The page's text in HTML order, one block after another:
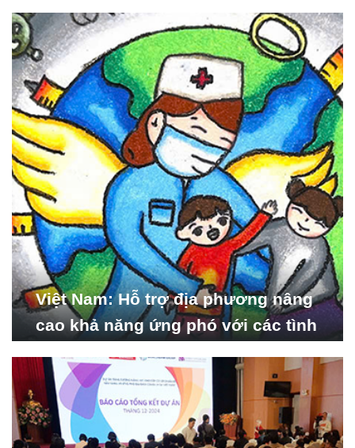
Nghiên cứu Phát triển Xã
hội_ISDS)
Việt Nam: Hỗ trợ địa phương nâng
cao khả năng ứng phó với các tình